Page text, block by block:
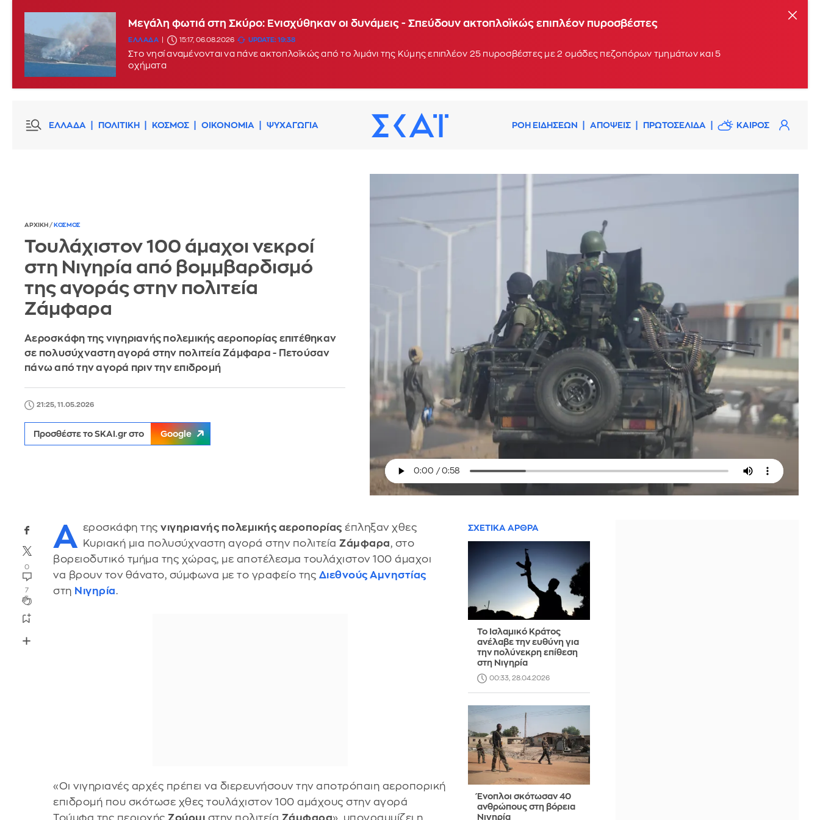
Μεγάλη φωτιά στη Σκύρο: Ενισχύθηκαν οι δυνάμεις - Σπεύδουν ακτοπλοϊκώς επιπλέον πυροσβέστες
ΕΛΛΑΔΑ 15:17, 06.08.2026 UPDATE: 19:38
Στο νησί αναμένονται να πάνε ακτοπλοϊκώς από το λιμάνι της Κύμης επιπλέον 25 πυροσβέστες με 2 ομάδες πεζοπόρων τμημάτων και 5
οχήματα
ΕΛΛΑΔΑ ΠΟΛΙΤΙΚΗ ΚΟΣΜΟΣ ΟΙΚΟΝΟΜΙΑ ΨΥΧΑΓΩΓΙΑ ΡΟΗ ΕΙΔΗΣΕΩΝ ΑΠΟΨΕΙΣ ΠΡΩΤΟΣΕΛΙΔΑ ΚΑΙΡΟΣ
ΑΡΧΙΚΗ / ΚΟΣΜΟΣ
Τουλάχιστον 100 άμαχοι νεκροί
στη Νιγηρία από βομμβαρδισμό
της αγοράς στην πολιτεία
Ζάμφαρα
Αεροσκάφη της νιγηριανής πολεμικής αεροπορίας επιτέθηκαν
σε πολυσύχναστη αγορά στην πολιτεία Ζάμφαρα - Πετούσαν
πάνω από την αγορά πριν την επιδρομή
21:25, 11.05.2026
Προσθέστε το SKAI.gr στο Google
0
7
Α εροσκάφη τηςνιγηριανής πολεμικής αεροπορίας έπληξαν χθες
Κυριακή μια πολυσύχναστη αγορά στην πολιτείαΖάμφαρα, στο
βορειοδυτικό τμήμα της χώρας, με αποτέλεσμα τουλάχιστον 100 άμαχοι
να βρουν τον θάνατο, σύμφωνα με το γραφείο της Διεθνούς Αμνηστίας
στη Νιγηρία.
«Οι νιγηριανές αρχές πρέπει να διερευνήσουν την αποτρόπαιη αεροπορική
επιδρομή που σκότωσε χθες τουλάχιστον 100 αμάχους στην αγορά
Τούμφα της περιοχήςΖούρμι στην πολιτεία Ζάμφαρα», υπογραμμίζει η
ΣΧΕΤΙΚΑ ΑΡΘΡΑ
Το Ισλαμικό Κράτος
ανέλαβε την ευθύνη για
την πολύνεκρη επίθεση
στη Νιγηρία
00:33, 28.04.2026
Ένοπλοι σκότωσαν 40
ανθρώπους στη βόρεια
Νιγηρία